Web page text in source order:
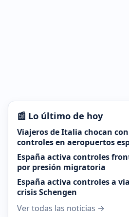
📰 Lo último de hoy
Viajeros de Italia chocan
controles en aeropuertos
España activa controles
por presión migratoria
España activa controles a
crisis Schengen
Ver todas las noticias →